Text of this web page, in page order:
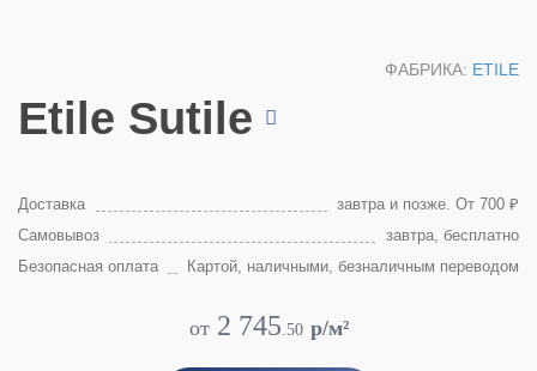
ФАБРИКА: ETILE
Etile Sutile
Доставка
завтра и позже. От 700 ₽
Самовывоз
завтра, бесплатно
Безопасная оплата
Картой, наличными, безналичным переводом
от 2 745.50 p/м²